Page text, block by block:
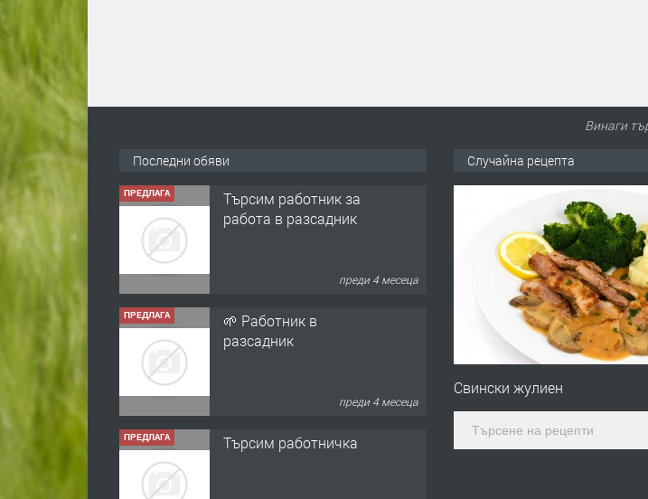
Винаги
Последни обяви
ПРЕДЛАГА
Търсим работник за
работа в разсадник
преди 4 месеца
ПРЕДЛАГА
🌱 Работник в
разсадник
преди 4 месеца
ПРЕДЛАГА Търсим работничка
Случайна рецепта
Свински жулиен